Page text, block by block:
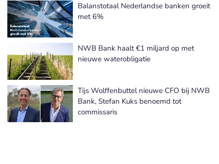
Balanstotaal Nederlandse banken groeit
met 6%
NWB Bank haalt €1 miljard op met
nieuwe waterobligatie
Tijs Wolffenbuttel nieuwe CFO bij NWB
Bank, Stefan Kuks benoemd tot
commissaris